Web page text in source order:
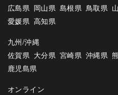
広島県 岡山県 島根県 鳥取県
愛媛県 高知県
九州/沖縄
佐賀県 大分県 宮崎県 沖縄県
鹿児島県
オンライン